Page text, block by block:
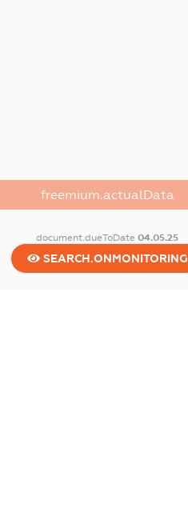
freemium.actualData
document.dueToDate04.05.25
SEARCH.ONMONITORING